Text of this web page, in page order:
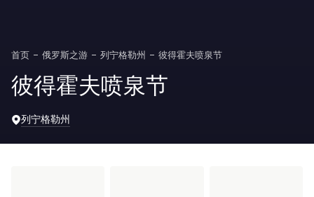
首页 俄罗斯之游 列宁格勒州 彼得霍夫喷泉节
彼得霍夫喷泉节
列宁格勒州